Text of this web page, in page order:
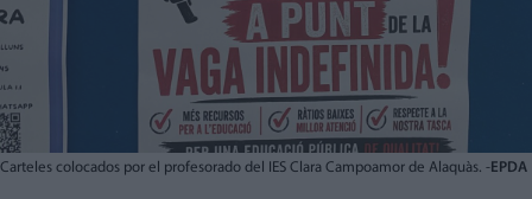
Carteles colocados por el profesorado del IES Clara Campoamor de Alaquàs. -EPDA